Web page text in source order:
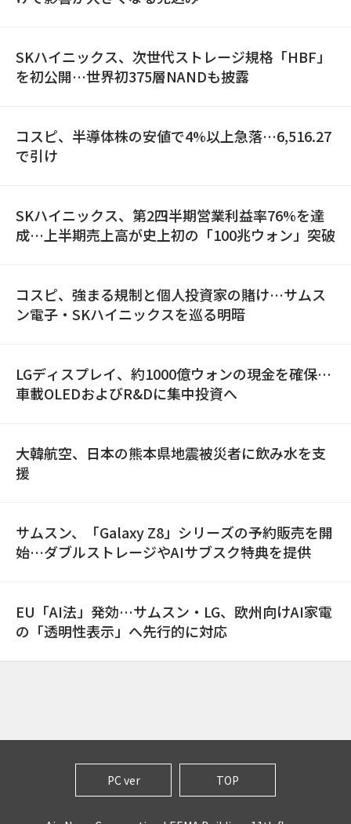
SKハイニックス、次世代ストレージ規格「HBF」
を初公開…世界初375層NANDも披露
コスピ、半導体株の安値で4%以上急落…6,516.27
で引け
SKハイニックス、第2四半期営業利益率76%を達
成…上半期売上高が史上初の「100兆ウォン」突破
コスピ、強まる規制と個人投資家の賭け…サムス
ン電子・SKハイニックスを巡る明暗
LGディスプレイ、約1000億ウォンの現金を確保…
車載OLEDおよびR&Dに集中投資へ
大韓航空、日本の熊本県地震被災者に飲み水を支
援
サムスン、「Galaxy Z8」シリーズの予約販売を開
始…ダブルストレージやAIサブスク特典を提供
EU「AI法」発効…サムスン・LG、欧州向けAI家電
の「透明性表示」へ先行的に対応
PC ver TOP